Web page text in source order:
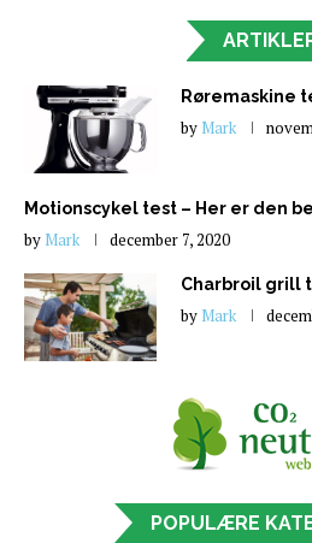
Røremaskine
by Mark
Motionscykel test – Her er den
by Mark december 7, 2020
Charbroil grill
by Mark
POPULÆRE